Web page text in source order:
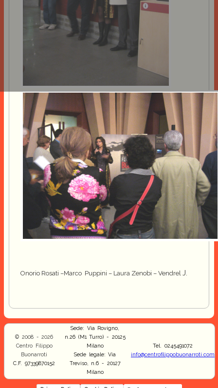
Onorio Rosati –Marco Puppini – Laura Zenobi – Vendrel J.
© 2008 - 2026
Centro Filippo
Buonarroti
C.F. 97339870152
Sede: Via Rovigno,
n.26 (M1 Turro) - 20125
Milano
Sede legale: Via
Treviso, n.6 - 20127
Milano
Tel. 0245491072
info@centrofilippobuonarroti.com